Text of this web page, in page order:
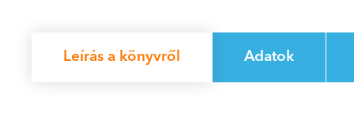
Leírás a könyvről Adatok